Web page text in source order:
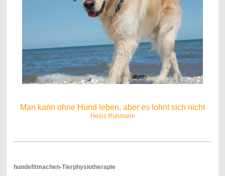
Man kann ohne Hund leben, aber es lohnt sich nicht
Heinz Rühmann
hundefitmachen-Tierphysiotherapie